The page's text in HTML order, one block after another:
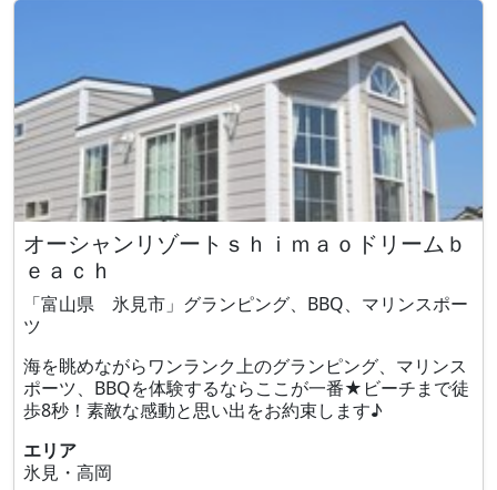
オーシャンリゾートｓｈｉｍａｏドリームｂ
ｅａｃｈ
「富山県 氷見市」グランピング、BBQ、マリンスポー
ツ
海を眺めながらワンランク上のグランピング、マリンス
ポーツ、BBQを体験するならここが一番★ビーチまで徒
歩8秒！素敵な感動と思い出をお約束します♪
エリア
氷見・高岡